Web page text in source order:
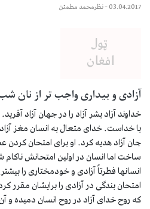
03.04.2017
–نظرمحمد مطمئن
آزادی و بیداری واجب تر از نان
خداوند آزاد بشر آزاد را در جهان آزاد
با خداست. خدای متعال به انسان مغز آزاد،
جان آزاد هدیه کرد. او برای امتحان کردن
ساخت اما انسان در اولین امتحانش
انسانها فطرتاً آزادی و خودمختاری را
امتحان بندگی در آزادی را برایشان
که روح خدای آزاد در روح انسان دمیده و